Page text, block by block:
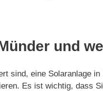
und
sind, eine Solaranlage
Es ist wichtig, dass